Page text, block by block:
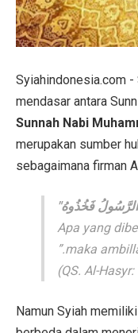
Syiahindonesia.com
mendasar antara
merupakan sumber
sebagaimana firman
الرَّسُولُ فَخُذُوهُ"
“Apa yang
maka
Namun Syiah